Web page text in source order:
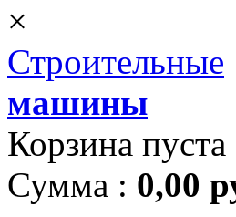
×
Строительные
машины
Корзина пуста
Сумма : 0,00